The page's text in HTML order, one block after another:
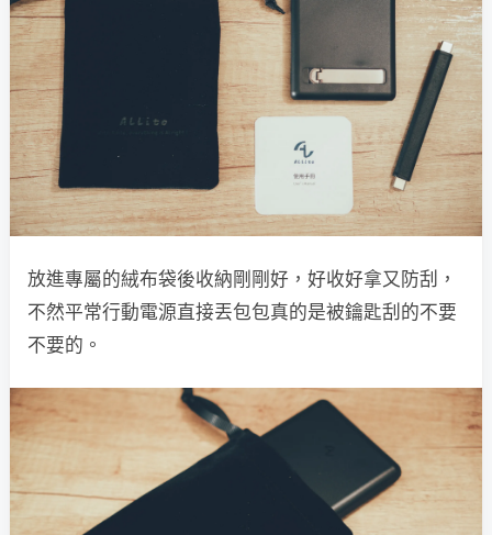
放進專屬的絨布袋後收納剛剛好，好收好拿又防刮，
不然平常行動電源直接丟包包真的是被鑰匙刮的不要
不要的。